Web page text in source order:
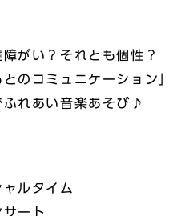
がい？それとも個性？
のコミュニケーション」
ふれあい音楽あそび♪
ャルタイム
サート